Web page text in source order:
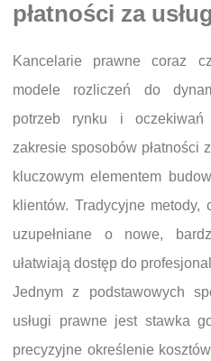
płatności za
Kancelarie prawne coraz
modele rozliczeń do
potrzeb rynku i
zakresie sposobów płatności
kluczowym elementem
klientów. Tradycyjne
uzupełniane o nowe,
ułatwiają dostęp do
Jednym z podstawowych
usługi prawne jest stawka
precyzyjne określenie